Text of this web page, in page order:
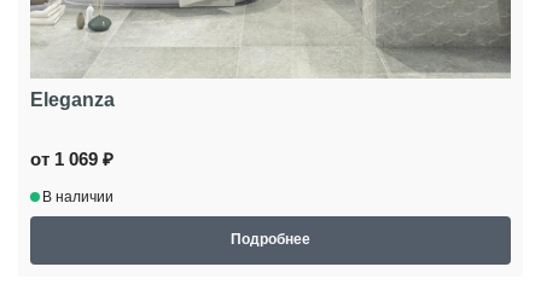
Eleganza
от 1 069 ₽
В наличии
Подробнее